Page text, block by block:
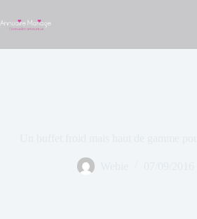
au
contenu